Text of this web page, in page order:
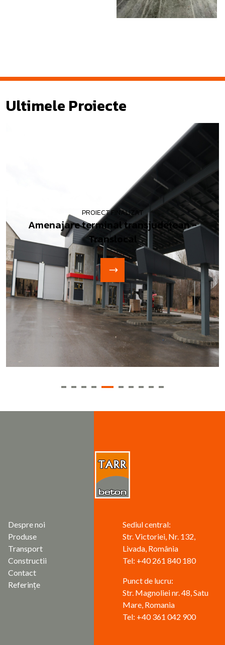
Ultimele Proiecte
PROIECT FINALIZAT
Amenajare terminal transjudețean -
Translocal
Despre noi
Produse
Transport
Constructii
Contact
Referințe
Sediul central:
Str. Victoriei, Nr. 132,
Livada, România
Tel: +40 261 840 180
Punct de lucru:
Str. Magnoliei nr. 48, Satu
Mare, Romania
Tel: +40 361 042 900